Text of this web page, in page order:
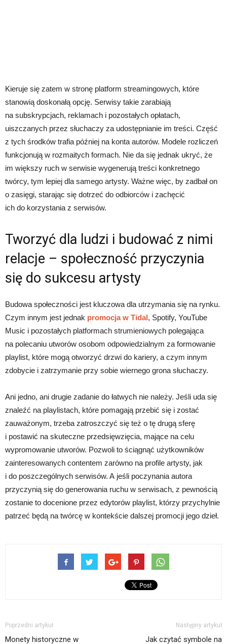
Kieruje się zatem w stronę platform streamingowych, które
stanowią doskonałą opcję. Serwisy takie zarabiają
na subskrypcjach, reklamach i pozostałych opłatach,
uiszczanych przez słuchaczy za udostępnianie im treści. Część
z tych środków trafia później na konta autorów. Modele rozliczeń
funkcjonują w rozmaitych formach. Nie da się jednak ukryć, że
im większy ruch w serwisie wygenerują treści konkretnego
twórcy, tym lepiej dla samego artysty. Ważne więc, by zadbał on
o zasięgi, starając się dotrzeć do odbiorców i zachęcić
ich do korzystania z serwisów.
Tworzyć dla ludzi i budować z nimi
relacje – społeczność przyczynia
się do sukcesu artysty
Budowa społeczności jest kluczowa dla utrzymania się na rynku.
Czym innym jest jednak promocja w Tidal, Spotify, YouTube
Music i pozostałych platformach strumieniowych polegająca
na polecaniu utworów osobom odpowiedzialnym za formowanie
playlist, które mogą otworzyć drzwi do kariery, a czym innym
zdobycie i zatrzymanie przy sobie wiernego grona słuchaczy.
Ani jedno, ani drugie zadanie do łatwych nie należy. Jeśli uda się
znaleźć na playlistach, które pomagają przebić się i zostać
zauważonym, trzeba zatroszczyć się też o tę drugą sferę
i postawić na skuteczne przedsięwzięcia, mające na celu
wypromowanie utworów. Pozwoli to ściągnąć użytkowników
zainteresowanych contentem zarówno na profile artysty, jak
i do poszczególnych serwisów. A jeśli poczynania autora
przyczynią się do generowania ruchu w serwisach, z pewnością
zostanie to docenione przez edytorów playlist, którzy przychylnie
patrzeć będą na twórcę w kontekście dalszej promocji jego dzieł.
Poprzedni artykuł
Monety historyczne w
Następny artykuł
Jak czytać symbole na